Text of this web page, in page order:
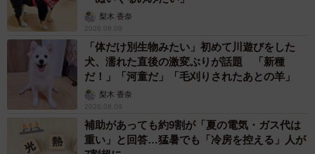
れたら「先輩はゆっくりできて、うらやましいです～」っ
て言うつもりでいる！
▽20代男性
昇進の話題になったとき、社内のおばさんから「あなたが
昇進したら、みんながビックリすると思う。でも、後輩た
ちが、自分もやればできるんだって思うかもね」と言われ
梨木 香奈
2026.08.09
「体だけ別生物みたい」初めて川遊びをした
犬、濡れた直後の激変ぶりが話題 「新種
だ！」「河童だ」「毛刈りされたあとの羊」
梨木 香奈
2026.08.09
補助があっても約9割が「夏の電気・ガス代は
重い」と回答…猛暑でも「冷房を控える」人が